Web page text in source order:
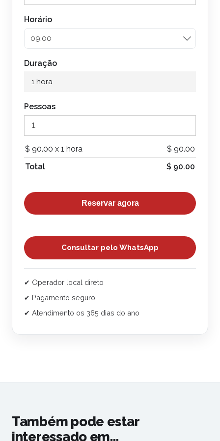
Horário
Duração
1 hora
Pessoas
$ 90.00 x 1 hora $ 90.00
Total
$ 90.00
Reservar agora
Consultar pelo WhatsApp
✔ Operador local direto
✔ Pagamento seguro
✔ Atendimento os 365 dias do ano
Também pode estar
interessado em...